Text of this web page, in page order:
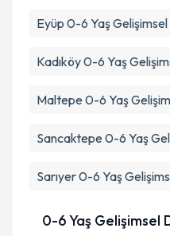
Eyüp 0-6 Yaş
Kadıköy0-6 Yaş
Maltepe 0-6 Yaş
Sancaktepe 0-6 Yaş
Sarıyer0-6 Yaş
0-6 Yaş Gelişimsel